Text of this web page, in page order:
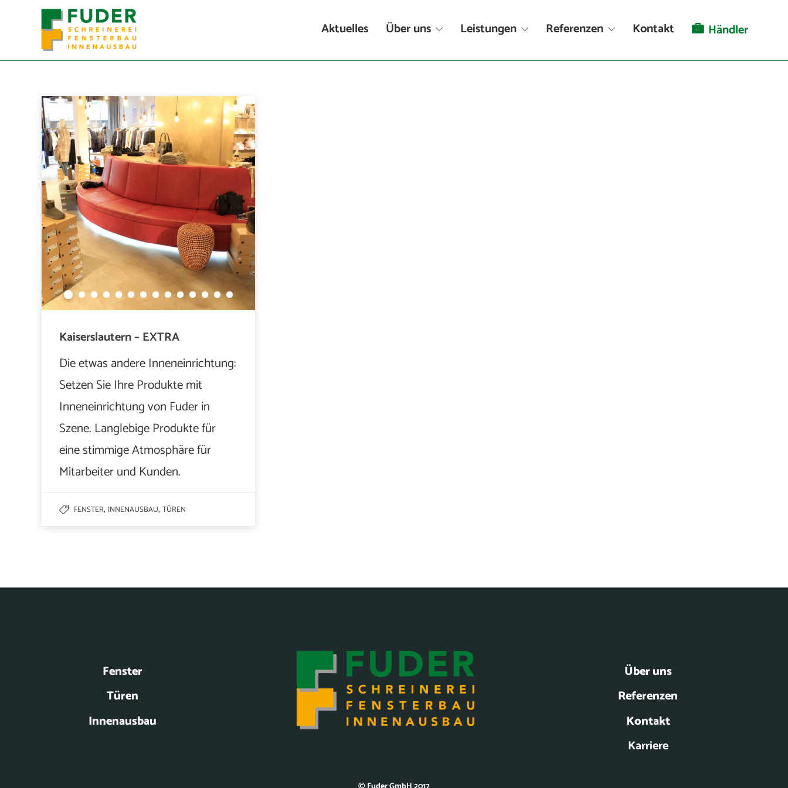
Aktuelles Über uns Leistungen Referenzen Kontakt Händler
Kaiserslautern – EXTRA
Die etwas andere Inneneinrichtung:
Setzen Sie Ihre Produkte mit
Inneneinrichtung von Fuder in
Szene. Langlebige Produkte für
eine stimmige Atmosphäre für
Mitarbeiter und Kunden.
FENSTER, INNENAUSBAU,TÜREN
Fenster
Türen
Innenausbau
Über uns
Referenzen
Kontakt
Karriere